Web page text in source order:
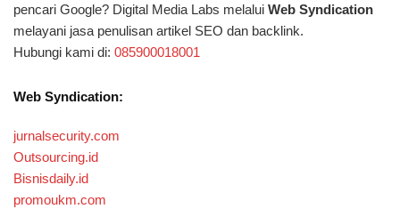
pencari Google? Digital Media Labs melalui Web Syndication
melayani jasa penulisan artikel SEO dan backlink.
Hubungi kami di: 085900018001
Web Syndication:
jurnalsecurity.com
Outsourcing.id
Bisnisdaily.id
promoukm.com